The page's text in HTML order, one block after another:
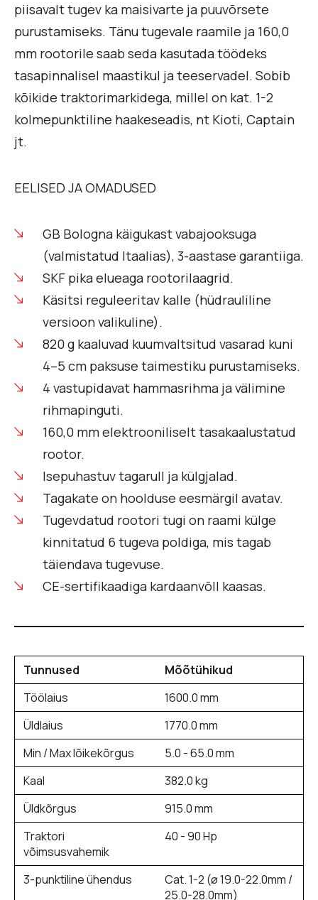
piisavalt tugev ka maisivarte ja puuvõrsete
purustamiseks. Tänu tugevale raamile ja 160,0
mm rootorile saab seda kasutada töödeks
tasapinnalisel maastikul ja teeservadel. Sobib
kõikide traktorimarkidega, millel on kat. 1-2
kolmepunktiline haakeseadis, nt Kioti, Captain
jt.
EELISED JA OMADUSED
GB Bologna käigukast vabajooksuga
(valmistatud Itaalias), 3-aastase garantiiga.
SKF pika elueaga rootorilaagrid.
Käsitsi reguleeritav kalle (hüdrauliline
versioon valikuline).
820 g kaaluvad kuumvaltsitud vasarad kuni
4–5 cm paksuse taimestiku purustamiseks.
4 vastupidavat hammasrihma ja välimine
rihmapinguti.
160,0 mm elektrooniliselt tasakaalustatud
rootor.
Isepuhastuv tagarull ja külgjalad.
Tagakate on hoolduse eesmärgil avatav.
Tugevdatud rootori tugi on raami külge
kinnitatud 6 tugeva poldiga, mis tagab
täiendava tugevuse.
CE-sertifikaadiga kardaanvõll kaasas.
Tunnused
Mõõtühikud
Töölaius
1600.0 mm
Üldlaius
1770.0 mm
Min / Max lõikekõrgus
5.0 - 65.0 mm
Kaal
382.0 kg
Üldkõrgus
915.0 mm
Traktori
võimsusvahemik
40 - 90 Hp
3-punktiline ühendus
Cat. 1-2 (ø 19.0-22.0mm /
25.0-28.0mm)